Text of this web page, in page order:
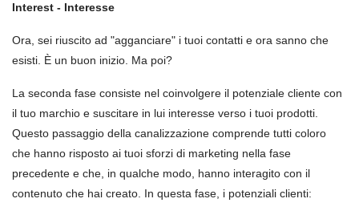
Interest - Interesse
Ora, sei riuscito ad "agganciare" i tuoi contatti e ora sanno che
esisti. È un buon inizio. Ma poi?
La seconda fase consiste nel coinvolgere il potenziale cliente con
il tuo marchio e suscitare in lui interesse verso i tuoi prodotti.
Questo passaggio della canalizzazione comprende tutti coloro
che hanno risposto ai tuoi sforzi di marketing nella fase
precedente e che, in qualche modo, hanno interagito con il
contenuto che hai creato. In questa fase, i potenziali clienti: